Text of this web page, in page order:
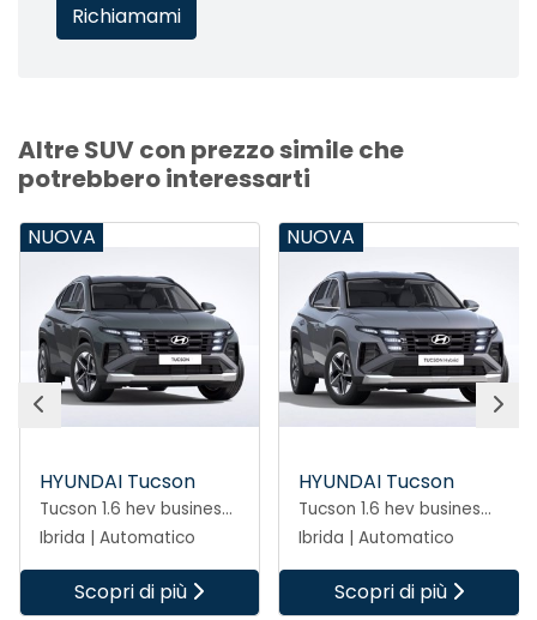
Altre SUV con prezzo simile che
potrebbero interessarti
NUOVA
HYUNDAI Tucson
Tucson 1.6 hev business 2wd 239cv auto
Ibrida | Automatico
Scopri di più
NUOVA
HYUNDAI Tucson
Tucson 1.6 hev business 2wd 239cv auto
Ibrida | Automatico
Scopri di più